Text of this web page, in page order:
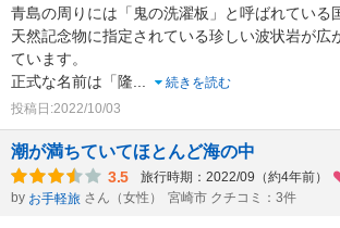
青島の周りには「鬼の洗濯板」と呼ばれている
天然記念物に指定されている珍しい波状岩が広
ています。
正式な名前は「隆
続きを読む
投稿日:2022/10/03
潮が満ちていてほとんど海の中
3.5 旅行時期：2022/09（約4年前）
by お手軽旅 さん（女性） 宮崎市 クチコミ：3件